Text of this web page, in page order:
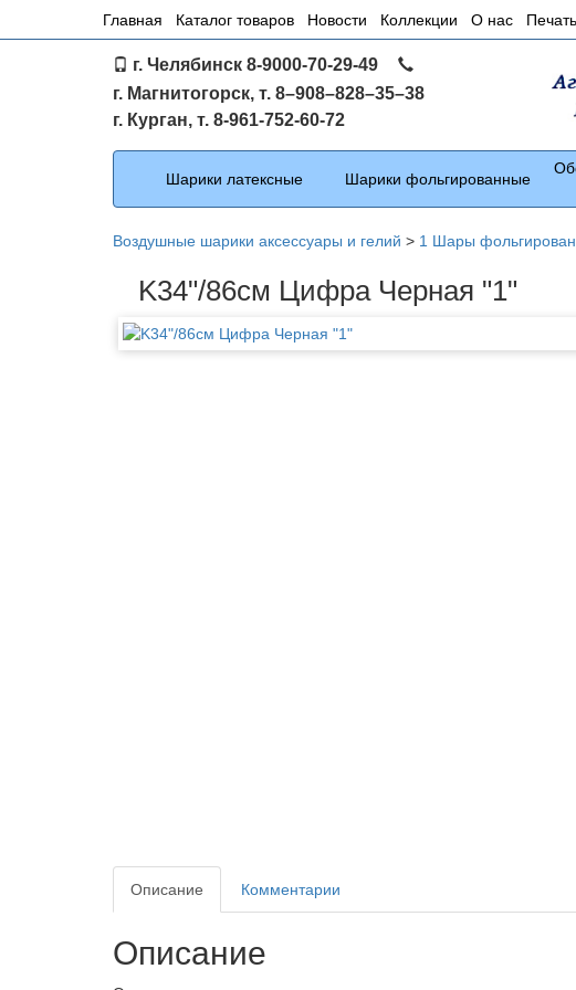
Основное
Главная Каталог товаров Новости Коллекции О нас
г. Челябинск 8-9000-70-29-49
г. Магнитогорск, т. 8–908–828–35–38
г. Курган, т. 8-961-752-60-72
Каталог
Шарики латексные Шарики фольгированные
Воздушные шарики аксессуары и гелий > 1 Шары
K34"/86см Цифра Черная "1"
Описание Комментарии
Описание